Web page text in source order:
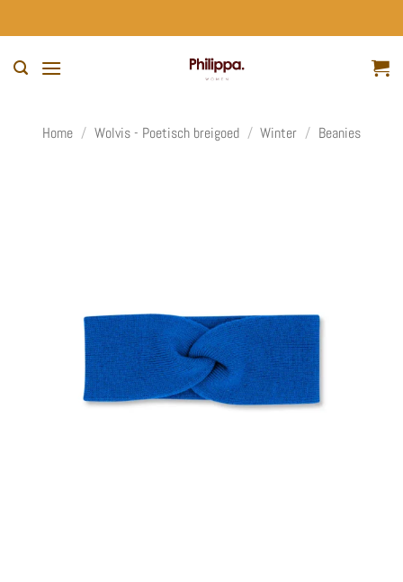
naar
Home / Wolvis - Poetisch breigoed / Winter / Beanies